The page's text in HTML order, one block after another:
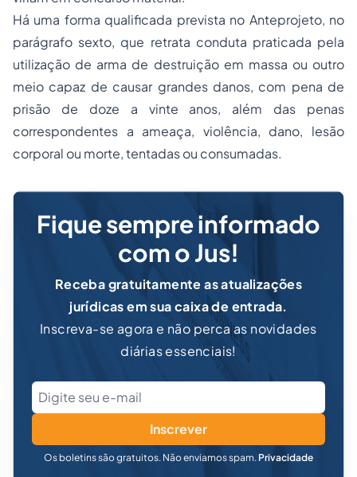
Há uma forma qualificada prevista no Anteprojeto, no
parágrafo sexto, que retrata conduta praticada pela
utilização de arma de destruição em massa ou outro
meio capaz de causar grandes danos, com pena de
prisão de doze a vinte anos, além das penas
correspondentes a ameaça, violência, dano, lesão
corporal ou morte, tentadas ou consumadas.
Fique sempre informado
com o Jus!
Receba gratuitamente as atualizações
jurídicas em sua caixa de entrada.
Inscreva-se agora e não perca as novidades
diárias essenciais!
Inscrever
Os boletins são gratuitos. Não enviamos spam. Privacidade